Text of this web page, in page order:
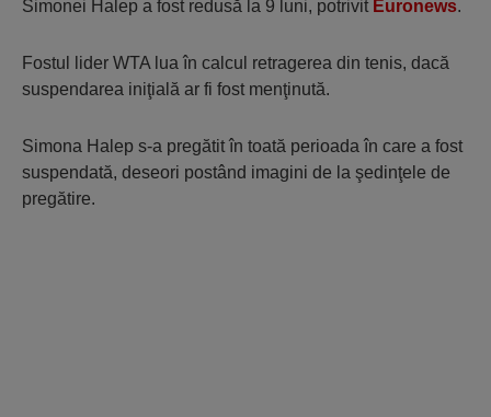
Simonei Halep a fost redusă la 9 luni, potrivit Euronews.
Fostul lider WTA lua în calcul retragerea din tenis, dacă
suspendarea iniţială ar fi fost menţinută.
Simona Halep s-a pregătit în toată perioada în care a fost
suspendată, deseori postând imagini de la şedinţele de
pregătire.